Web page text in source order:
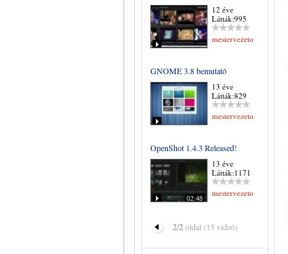
12 éve
Látták:995
mestervezeto
GNOME 3.8 bemutató
13 éve
Látták:829
mestervezeto
OpenShot 1.4.3 Released!
02:48
13 éve
Látták:1171
mestervezeto
2/2oldal (15 videó)